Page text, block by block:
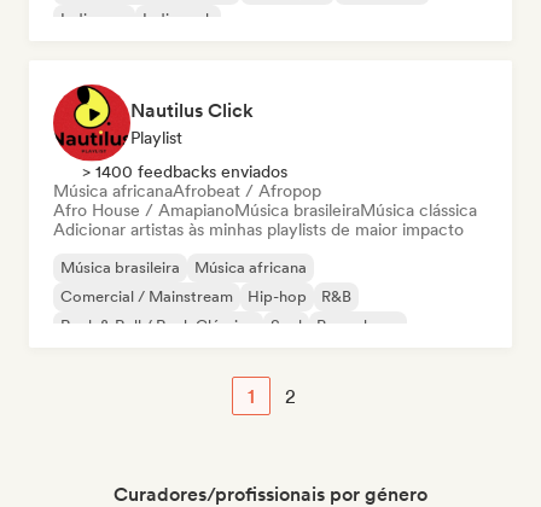
Indie pop
Indie rock
Nautilus Click
Playlist
> 1400 feedbacks enviados
Música africanaAfrobeat / Afropop
Afro House / AmapianoMúsica brasileiraMúsica clássica
Adicionar artistas às minhas playlists de maior impacto
Música brasileira
Música africana
Comercial / Mainstream
Hip-hop
R&B
Rock & Roll / Rock Clássico
Soul Pop urbano
1 2
Curadores/profissionais por género